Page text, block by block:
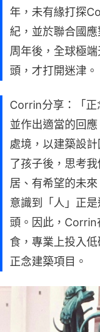
年，未有緣打探
紀，並於聯合國
周年後，全球極
頭，才打開迷津。
Corrin分享：「正
並作出適當的回
處境，以建築設
了孩子後，思考
居、有希望的未
意識到「人」正
頭。因此，Corrin
食，專業上投入
正念建築項目。